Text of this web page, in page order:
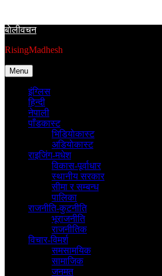
content
बाेलीवचन
RisingMadhesh
Menu
इंग्लिस
हिन्दी
नेपाली
पाँडकास्ट
भिडियाेकास्ट
अडियाेकास्ट
राइजिंग-मधेश
विकास-पूर्वाधार
स्थानीय सरकार
सीमा र सम्बन्ध
पालिका
राजनीति-कुटनीति
भूराजनीति
राजनीतिक
विचार-विमर्श
समसामयिक
सामाजिक
जनमत